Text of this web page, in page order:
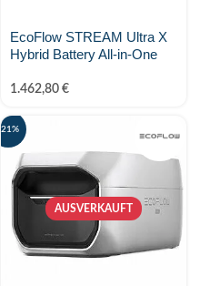
EcoFlow STREAM Ultra X
Hybrid Battery All-in-One
1.462,80 €
AUSVERKAUFT
-21%